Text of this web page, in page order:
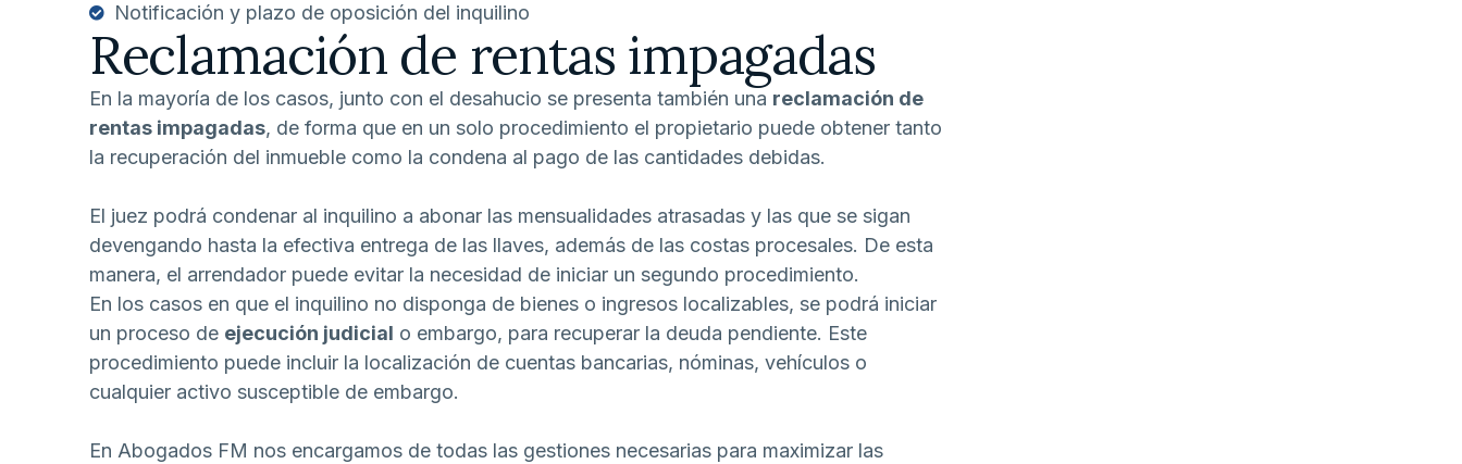
Notificación y plazo de oposición del inquilino
Reclamación de rentas impagadas
En la mayoría de los casos, junto con el desahucio se presenta también una reclamación de
rentas impagadas, de forma que en un solo procedimiento el propietario puede obtener tanto
la recuperación del inmueble como la condena al pago de las cantidades debidas.
El juez podrá condenar al inquilino a abonar las mensualidades atrasadas y las que se sigan
devengando hasta la efectiva entrega de las llaves, además de las costas procesales. De esta
manera, el arrendador puede evitar la necesidad de iniciar un segundo procedimiento.
En los casos en que el inquilino no disponga de bienes o ingresos localizables, se podrá iniciar
un proceso de ejecución judicial o embargo, para recuperar la deuda pendiente. Este
procedimiento puede incluir la localización de cuentas bancarias, nóminas, vehículos o
cualquier activo susceptible de embargo.
En Abogados FM nos encargamos de todas las gestiones necesarias para maximizar las